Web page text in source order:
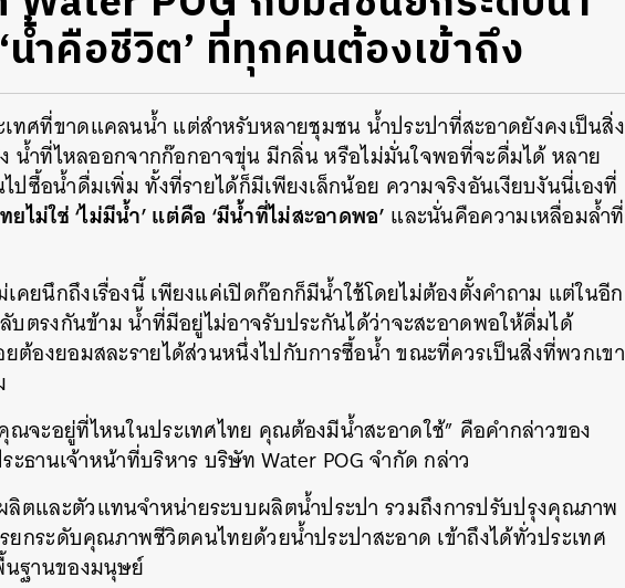
น้ำคือชีวิต’ ที่ทุกคนต้องเข้าถึง
เทศที่ขาดแคลนน้ำ แต่สำหรับหลายชุมชน น้ำประปาที่สะอาดยังคงเป็นสิ่ง
น้ำที่ไหลออกจากก๊อกอาจขุ่น มีกลิ่น หรือไม่มั่นใจพอที่จะดื่มได้ หลาย
ซื้อน้ำดื่มเพิ่ม ทั้งที่รายได้ก็มีเพียงเล็กน้อย ความจริงอันเงียบงันนี่เองที่
ไม่ใช่ ‘ไม่มีน้ำ’ แต่คือ ‘มีน้ำที่ไม่สะอาดพอ’ และนั่นคือความเหลื่อมล้ำที่
คยนึกถึงเรื่องนี้ เพียงแค่เปิดก๊อกก็มีน้ำใช้โดยไม่ต้องตั้งคำถาม แต่ในอีก
ตรงกันข้าม น้ำที่มีอยู่ไม่อาจรับประกันได้ว่าจะสะอาดพอให้ดื่มได้
ต้องยอมสละรายได้ส่วนหนึ่งไปกับการซื้อน้ำ ขณะที่ควรเป็นสิ่งที่พวกเขา
ณจะอยู่ที่ไหนในประเทศไทย คุณต้องมีน้ำสะอาดใช้” คือคำกล่าวของ
ะธานเจ้าหน้าที่บริหาร บริษัท Water POG จำกัด กล่าว
ลิตและตัวแทนจำหน่ายระบบผลิตน้ำประปา รวมถึงการปรับปรุงคุณภาพ
ยกระดับคุณภาพชีวิตคนไทยด้วยน้ำประปาสะอาด เข้าถึงได้ทั่วประเทศ
นฐานของมนุษย์